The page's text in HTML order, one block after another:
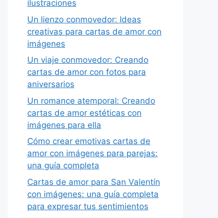
ilustraciones
Un lienzo conmovedor: Ideas
creativas para cartas de amor con
imágenes
Un viaje conmovedor: Creando
cartas de amor con fotos para
aniversarios
Un romance atemporal: Creando
cartas de amor estéticas con
imágenes para ella
Cómo crear emotivas cartas de
amor con imágenes para parejas:
una guía completa
Cartas de amor para San Valentín
con imágenes: una guía completa
para expresar tus sentimientos